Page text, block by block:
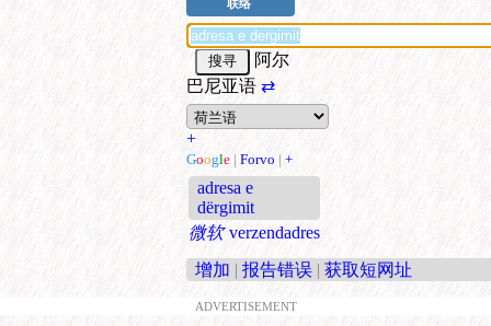
联络
阿尔
巴尼亚语 ⇄
+
Google | Forvo | +
adresa e
dërgimit
微软 verzendadres
增加 | 报告错误 | 获取短网址
ADVERTISEMENT